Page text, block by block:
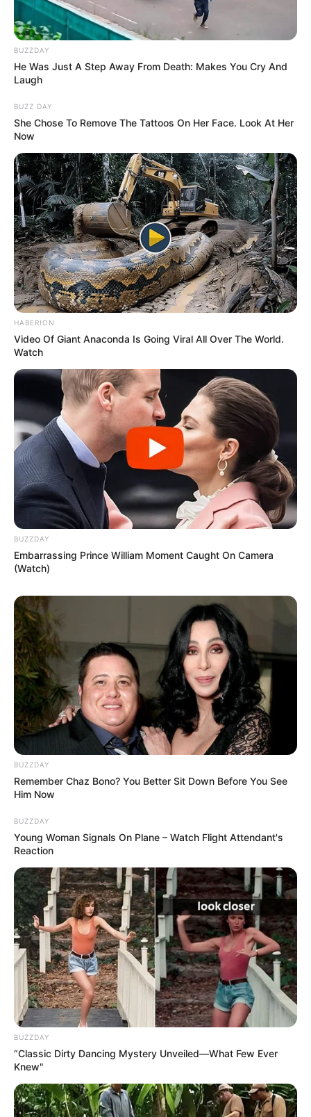
TAGS
ΑΓΙΟΣ ΑΙΔΗΨΟΥ
ΙΣΤΙΑΙΑ
ΚΕΝΤΡΟ ΥΓΕΙΑΣ ΙΣΤΙΑΙΑΣ
ΝΟΣΟΚΟΜΕΙΟ ΧΑΛΚΙΔΑΣ
BUZZDAY
He Was Just A Step Away From Death: Makes You Cry And
Laugh
BUZZ DAY
She Chose To Remove The Tattoos On Her Face. Look At Her
Now
HABERION
Video Of Giant Anaconda Is Going Viral All Over The World.
Watch
BUZZDAY
Embarrassing Prince William Moment Caught On Camera
(Watch)
BUZZDAY
Remember Chaz Bono? You Better Sit Down Before You See
Him Now
BUZZDAY
Young Woman Signals On Plane – Watch Flight Attendant's
Reaction
BUZZDAY
“Classic Dirty Dancing Mystery Unveiled—What Few Ever
Knew"